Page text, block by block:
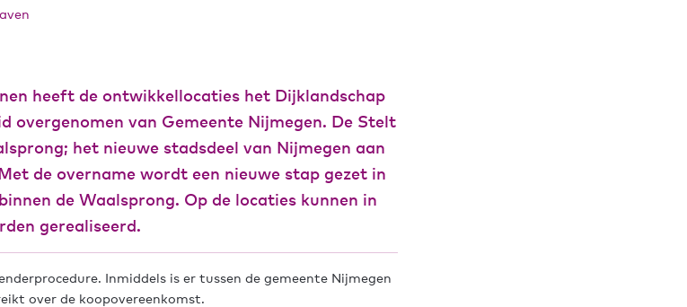
heeft de ontwikkellocaties het Dijklandschap
overgenomen van Gemeente Nijmegen. De Stelt
het nieuwe stadsdeel van Nijmegen aan
de overname wordt een nieuwe stap gezet in
de Waalsprong. Op de locaties kunnen in
gerealiseerd.
Inmiddels is er tussen de gemeente Nijmegen
over de koopovereenkomst.